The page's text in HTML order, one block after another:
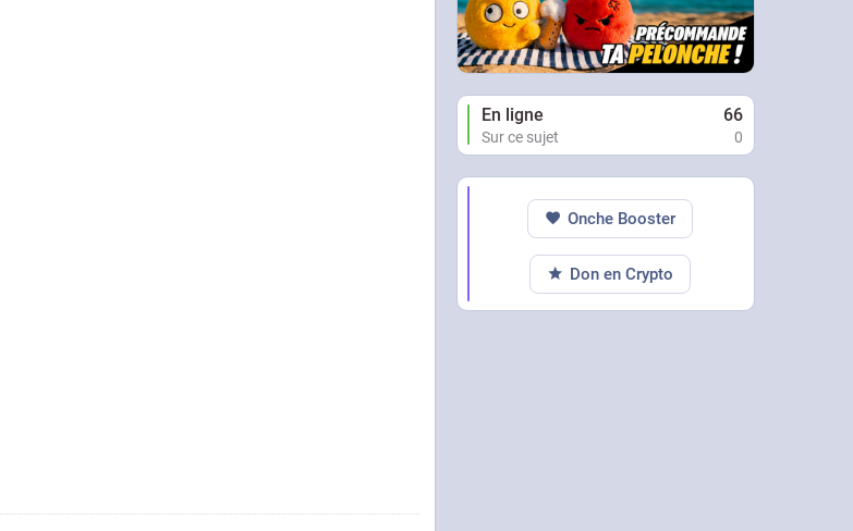
En ligne 66
Sur ce sujet 0
Onche Booster
Don en Crypto